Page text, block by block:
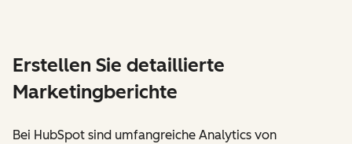
Erstellen Sie detaillierte
Marketingberichte
Bei HubSpot sind umfangreiche Analytics von